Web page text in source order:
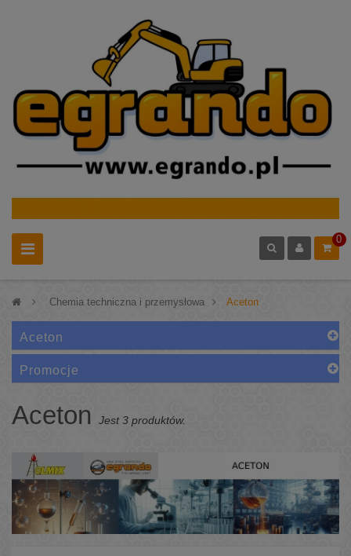
0
> Chemia techniczna i przemysłowa > Aceton
Aceton
Promocje
Aceton Jest 3 produktów.